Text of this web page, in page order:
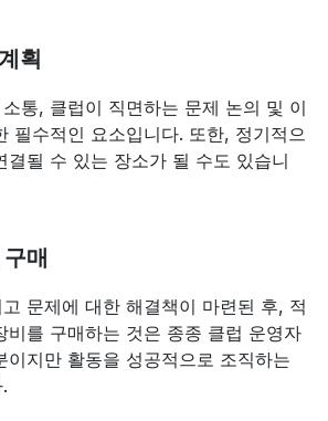
획
통, 클럽이 직면하는 문제 논의 및 이
필수적인 요소입니다. 또한, 정기적으
결될 수 있는 장소가 될 수도 있습니
매
문제에 대한 해결책이 마련된 후, 적
비를 구매하는 것은 종종 클럽 운영자
이지만 활동을 성공적으로 조직하는